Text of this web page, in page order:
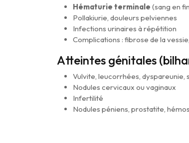
Hématurie terminale (sang en
Pollakiurie, douleurs pelviennes
Infections urinaires à répétition
Complications : fibrose de la
Atteintes génitales
Vulvite, leucorrhées,
Nodules cervicaux ou vaginaux
Infertilité
Nodules péniens, prostatite,